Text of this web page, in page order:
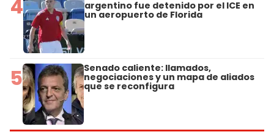
4 argentino fue detenido por el ICE en
un aeropuerto de Florida
5 Senado caliente: llamados,
negociaciones y un mapa de aliados
que se reconfigura